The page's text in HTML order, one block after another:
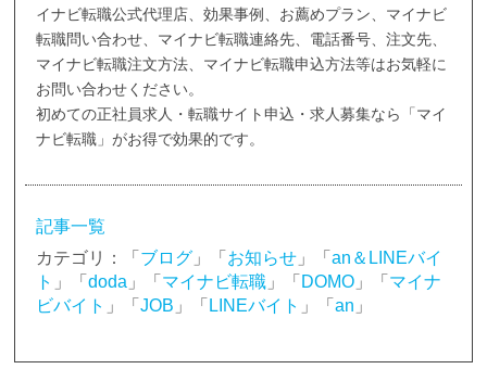
イナビ転職公式代理店、効果事例、お薦めプラン、マイナビ
転職問い合わせ、マイナビ転職連絡先、電話番号、注文先、
マイナビ転職注文方法、マイナビ転職申込方法等はお気軽に
お問い合わせください。
初めての正社員求人・転職サイト申込・求人募集なら「マイ
ナビ転職」がお得で効果的です。
記事一覧
カテゴリ：「 ブログ」「 お知らせ」「 an＆LINEバイ
ト 」「 doda 」「 マイナビ転職」「 DOMO」「 マイナ
ビバイト 」「 JOB 」「 LINEバイト 」「 an 」